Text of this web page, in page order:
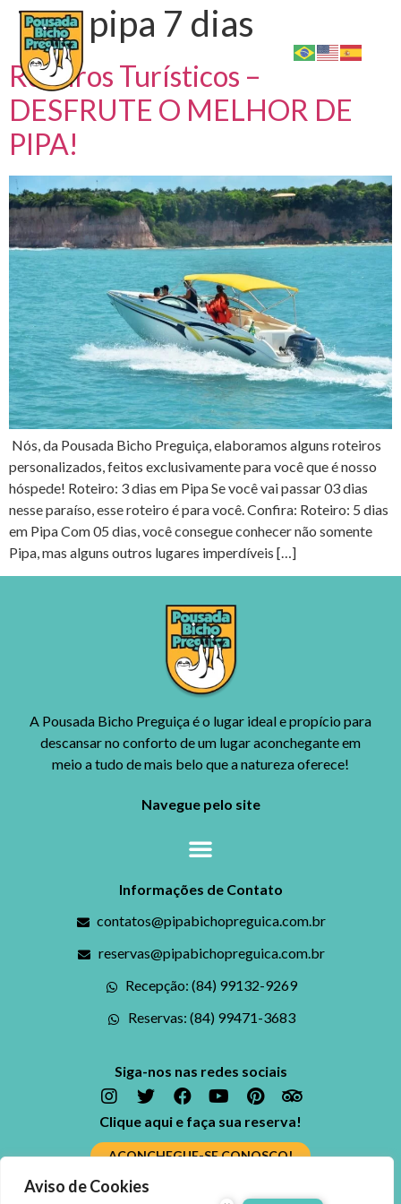
Aviso de Cookies
Tag:pipa 7 dias
Roteiros Turísticos –
DESFRUTE O MELHOR DE
PIPA!
Nós, da Pousada Bicho Preguiça, elaboramos alguns roteiros
personalizados, feitos exclusivamente para você que é nosso
hóspede! Roteiro: 3 dias em Pipa Se você vai passar 03 dias
nesse paraíso, esse roteiro é para você. Confira: Roteiro: 5 dias
em Pipa Com 05 dias, você consegue conhecer não somente
Pipa, mas alguns outros lugares imperdíveis […]
A Pousada Bicho Preguiça é o lugar ideal e propício para
descansar no conforto de um lugar aconchegante em
meio a tudo de mais belo que a natureza oferece!
Navegue pelo site
Informações de Contato
contatos@pipabichopreguica.com.br
reservas@pipabichopreguica.com.br
Recepção: (84) 99132-9269
Reservas: (84) 99471-3683
Siga-nos nas redes sociais
Clique aqui e faça sua reserva!
ACONCHEGUE-SE CONOSCO!
Ficou alguma dúvida? Fale conosco